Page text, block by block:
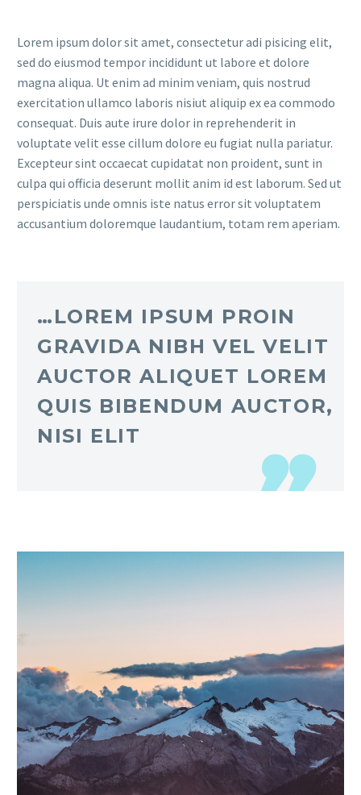
Lorem ipsum dolor sit amet, consectetur adi pisicing elit,
sed do eiusmod tempor incididunt ut labore et dolore
magna aliqua. Ut enim ad minim veniam, quis nostrud
exercitation ullamco laboris nisiut aliquip ex ea commodo
consequat. Duis aute irure dolor in reprehenderit in
voluptate velit esse cillum dolore eu fugiat nulla pariatur.
Excepteur sint occaecat cupidatat non proident, sunt in
culpa qui officia deserunt mollit anim id est laborum. Sed ut
perspiciatis unde omnis iste natus error sit voluptatem
accusantium doloremque laudantium, totam rem aperiam.
…LOREM IPSUM PROIN
GRAVIDA NIBH VEL VELIT
AUCTOR ALIQUET LOREM
QUIS BIBENDUM AUCTOR,
NISI ELIT